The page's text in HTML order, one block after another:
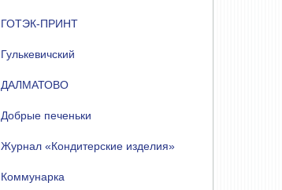
ГОТЭК-ПРИНТ
Гулькевичский
ДАЛМАТОВО
Добрые печеньки
Журнал «Кондитерские изделия»
Коммунарка